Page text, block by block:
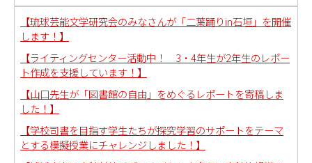
【琉球芸能文学研究会のみなさんが「二葉踊りin石垣」を開催
します！】
【ライティングセンター活動中！ 3・4年生が2年生のレポー
ト作成を支援しています！】
【山口先生が「図書館の自由」をめぐるレポートを寄稿しま
した！】
【学校司書を目指す学生たちが探究学習のサポートをテーマ
とする模擬授業にチャレンジしました！】